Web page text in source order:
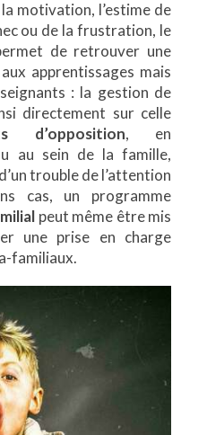
motivation, l’estime de
ou de la frustration, le
de retrouver une
apprentissages mais
: la gestion de
directement sur celle
d’opposition, en
au sein de la famille,
trouble de l’attention
cas, un programme
peut même être mis
une prise en charge
familiaux.